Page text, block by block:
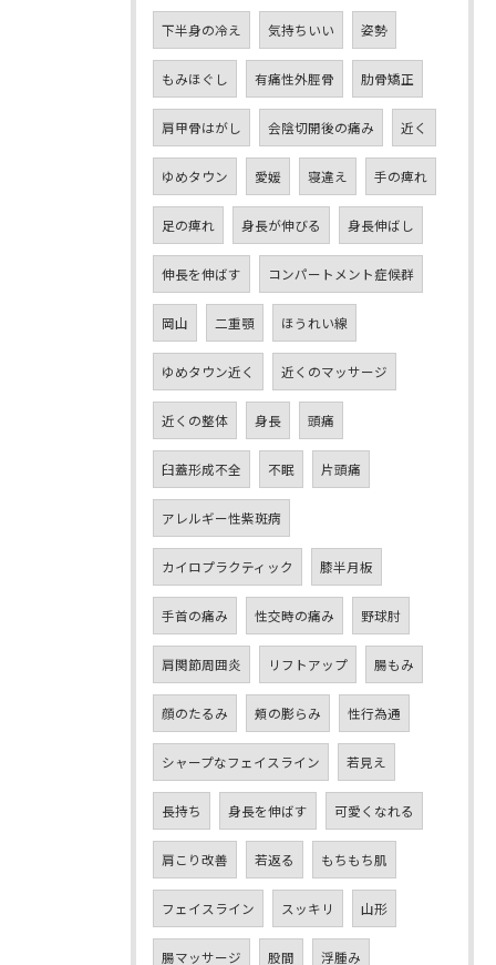
下半身の冷え 気持ちいい 姿勢
もみほぐし 有痛性外脛骨 肋骨矯正
肩甲骨はがし 会陰切開後の痛み 近く
ゆめタウン 愛媛 寝違え 手の痺れ
足の痺れ 身長が伸びる 身長伸ばし
伸長を伸ばす コンパートメント症候群
岡山 二重顎 ほうれい線
ゆめタウン近く 近くのマッサージ
近くの整体 身長 頭痛
臼蓋形成不全 不眠 片頭痛
アレルギー性紫斑病
カイロプラクティック 膝半月板
手首の痛み 性交時の痛み 野球肘
肩関節周囲炎 リフトアップ 腸もみ
顔のたるみ 頬の膨らみ 性行為通
シャープなフェイスライン 若見え
長持ち 身長を伸ばす 可愛くなれる
肩こり改善 若返る もちもち肌
フェイスライン スッキリ 山形
腸マッサージ 股間 浮腫み